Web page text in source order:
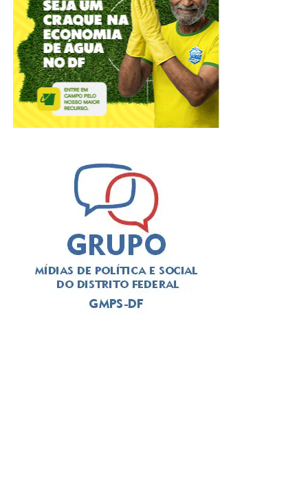
No Dia dos Pais, há quem prefira reunir toda a família em
volta da mesa para um almoço caprichado, quem
domingo. Pensando nesses diferentes estilos de
celebração, o Papaya Bar e Gastronomia preparou uma
experiência completa para transformar a data em um
momento de convivência, boa gastronomia e muitas
histórias compartilhadas.
Mais do que um restaurante ou um bar, o Papaya nasceu
com a proposta de ser um espaço onde as pessoas
tenham vontade de permanecer. Gastronomia autoral,